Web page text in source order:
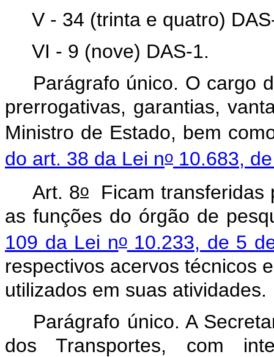
V - 34 (trinta e quatro)
VI - 9 (nove) DAS-1.
Parágrafo único. O cargo
prerrogativas, garantias,
Ministro de Estado, bem
do art. 38 da Lei no 10.683,
Art. 8o Ficam transferidas
as funções do órgão de
109 da Lei no10.233, de 5
respectivos acervos técnicos
utilizados em suas atividades.
Parágrafo único. A
dos Transportes, com